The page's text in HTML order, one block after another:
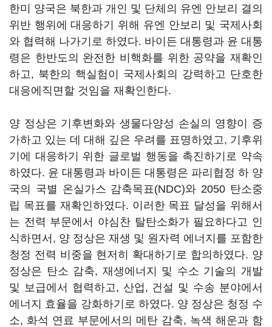
한미 양국은 북한과 개인 및 단체의 유엔 안보리 결의
위반 행위에 대응하기 위해 유엔 안보리 및 국제사회
와 협력해 나가기로 하였다. 바이든 대통령과 윤 대통
령은 한반도의 완전한 비핵화를 위한 공약을 재확인
하고, 북한의 핵실험이 국제사회의 강력하고 단호한
대응에직면할 것임을 재확인한다.
양 정상은 기후변화와 생물다양성 손실의 영향이 증
가하고 있는 데 대해 깊은 우려를 표명하였고, 기후위
기에 대응하기 위한 글로벌 행동을 촉진하기로 약속
하였다. 윤 대통령과 바이든 대통령은 파리협정 하 양
국의 국별 온실가스 감축목표(NDC)와 2050 탄소중
립 목표를 재확인하였다. 이러한 목표 달성을 위해서
는 전력 부문에서 야심찬 탈탄소화가 필요하다고 인
식하면서, 양 정상은 재생 및 원자력 에너지를 포함한
청정 전력 비중을 현저히 확대하기로 합의하였다. 양
정상은 탄소 감축, 재생에너지 및 수소 기술의 개발
및 보급에서 협력하고, 산업, 건설 및 수송 분야에서
에너지 효율을 강화하기로 하였다. 양 정상은 청정 수
소, 화석 연료 부문에서의 메탄 감축, 녹색 해운과 함